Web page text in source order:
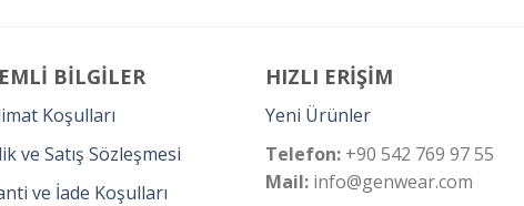
BİLGİLER
Koşulları
ve Satış Sözleşmesi
ve İade Koşulları
HIZLI ERİŞİM
Yeni Ürünler
Telefon: +90 542 769 97 55
Mail: info@genwear.com